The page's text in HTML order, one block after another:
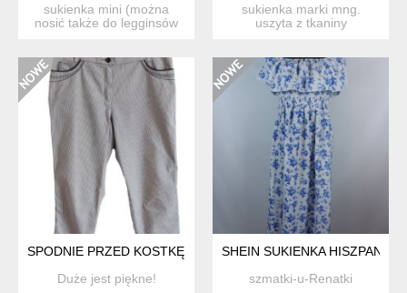
sukienka mini (można
nosić także do legginsów
sukienka marki mng.
uszyta z tkaniny
SPODNIE PRZED KOSTKĘ PLUS SIZE BAWEŁNA 44
Duże jest piękne!
SHEIN SUKIENKA HISZPANKA
szmatki-u-Renatki